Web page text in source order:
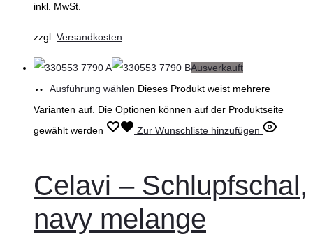
inkl. MwSt.
zzgl. Versandkosten
Ausverkauft
Ausführung wählen Dieses Produkt weist mehrere
Varianten auf. Die Optionen können auf der Produktseite
gewählt werden
Zur Wunschliste hinzufügen
Celavi – Schlupfschal,
navy melange